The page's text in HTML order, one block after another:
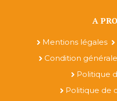
A
Mentions légales
Condition
Politique
Politique de